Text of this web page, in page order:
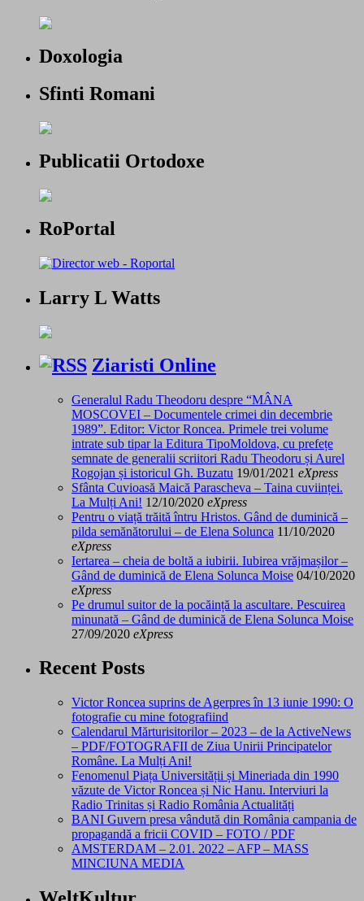
Doxologia
Sfinti Romani
Publicatii Ortodoxe
RoPortal
Larry L Watts
Ziaristi Online
Generalul Radu Theodoru despre “MÂNA
MOSCOVEI – Documentele crimei din decembrie
1989”. Editor: Victor Roncea. Primele trei volume
intrate sub tipar la Editura TipoMoldova, cu prefețe
semnate de generalii scriitori Radu Theodoru și Aurel
Rogojan și istoricul Gh. Buzatu 19/01/2021 eXpress
Sfânta Cuvioasă Maică Parascheva – Taina cuviinței.
La Mulți Ani! 12/10/2020 eXpress
Pentru o viață trăită întru Hristos. Gând de duminică –
pilda semănătorului – de Elena Solunca 11/10/2020
eXpress
Iertarea – cheia de boltă a iubirii. Iubirea vrăjmașilor –
Gând de duminică de Elena Solunca Moise 04/10/2020
eXpress
Pe drumul suitor de la pocăință la ascultare. Pescuirea
minunată – Gând de duminică de Elena Solunca Moise
27/09/2020 eXpress
Recent Posts
Victor Roncea suprins de Agerpres în 13 iunie 1990: O
fotografie cu mine fotografiind
Calendarul Mărturisitorilor – 2023 – de la ActiveNews
– PDF/FOTOGRAFII de Ziua Unirii Principatelor
Române. La Mulți Ani!
Fenomenul Piața Universității și Mineriada din 1990
văzute de Victor Roncea și Nic Hanu. Interviuri la
Radio Trinitas și Radio România Actualități
BANI Guvern presa vândută din România campania de
propagandă a fricii COVID – FOTO / PDF
AMSTERDAM – 2.01. 2022 – AFP – MASS
MINCIUNA MEDIA